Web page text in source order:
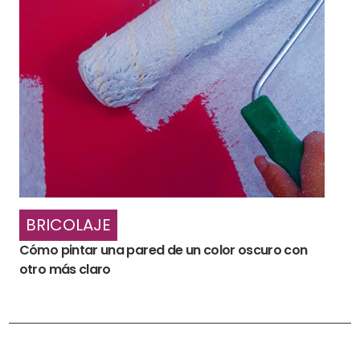
BRICOLAJE
Cómo pintar una pared de un color oscuro con
otro más claro